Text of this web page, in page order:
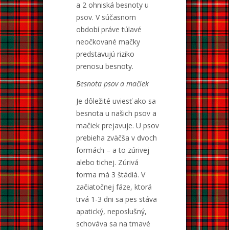
a 2 ohniská besnoty u
psov. V súčasnom
období práve túlavé
neočkované mačky
predstavujú riziko
prenosu besnoty.
Besnota psov a mačiek
Je dôležité uviesť ako sa
besnota u našich psov a
mačiek prejavuje. U psov
prebieha zväčša v dvoch
formách – a to zúrivej
alebo tichej. Zúrivá
forma má 3 štádiá. V
začiatočnej fáze, ktorá
trvá 1-3 dni sa pes stáva
apatický, neposlušný,
schováva sa na tmavé